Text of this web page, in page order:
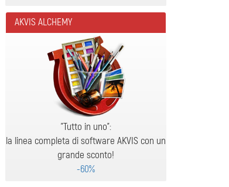
AKVIS ALCHEMY
"Tutto in uno":
la linea completa di software AKVIS con un
grande sconto!
-60%